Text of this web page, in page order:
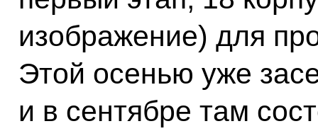
изображение) для
Этой осенью уже
и в сентябре там